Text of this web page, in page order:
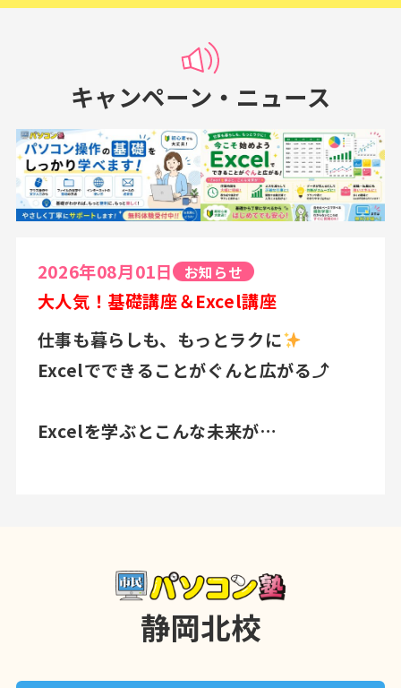
キャンペーン・ニュース
2026年08月01日 お知らせ
大人気！基礎講座＆Excel講座
仕事も暮らしも、もっとラクに
Excelでできることがぐんと広がる⤴
Excelを学ぶとこんな未来が…
☑就職・転職にも強いスキルに
基礎から丁寧に学べるので
はじめてでもブランクがあっても安心
静岡北校